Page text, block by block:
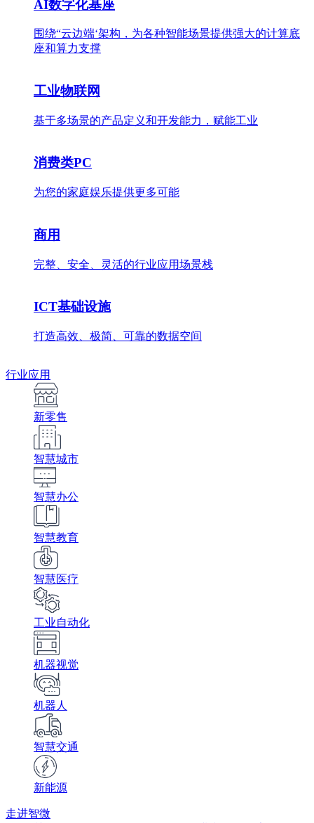
AI数字化基座
围绕“云边端‘架构，为各种智能场景提供强大的计算底
座和算力支撑
工业物联网
基于多场景的产品定义和开发能力，赋能工业
消费类PC
为您的家庭娱乐提供更多可能
商用
完整、安全、灵活的行业应用场景栈
ICT基础设施
打造高效、极简、可靠的数据空间
行业应用
新零售
智慧城市
智慧办公
智慧教育
智慧医疗
工业自动化
机器视觉
机器人
智慧交通
新能源
走进智微